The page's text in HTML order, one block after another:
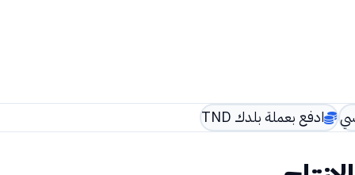
ادفع بعملة بلدك TND